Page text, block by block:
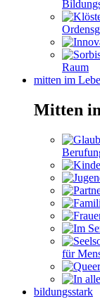
Raum
mitten im
Mitten
für
bildungsstark